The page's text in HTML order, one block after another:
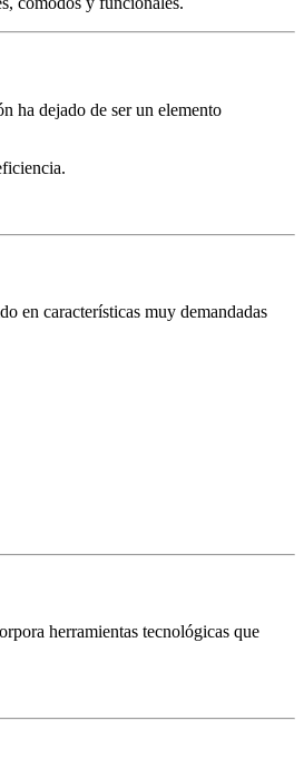
ha dejado de ser un elemento
en características muy demandadas
herramientas tecnológicas que